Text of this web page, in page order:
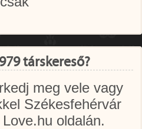
társkereső?
meg vele vagy
Székesfehérvár
oldalán.